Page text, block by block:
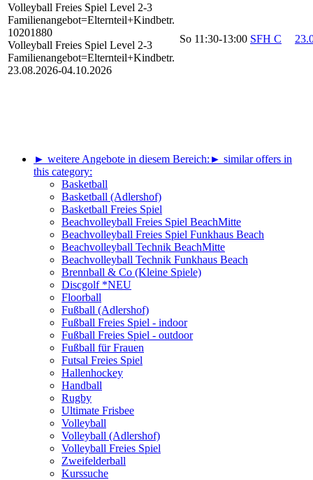
Volleyball Freies Spiel Level 2-3
Familienangebot=Elternteil+Kindbetr.
10201880
Volleyball Freies Spiel Level 2-3
Familienangebot=Elternteil+Kindbetr.
23.08.2026-04.10.2026
So 11:30-13:00 SFH C
► weitere Angebote in diesem Bereich: ► similar offers in
this category:
Basketball
Basketball (Adlershof)
Basketball Freies Spiel
Beachvolleyball Freies Spiel BeachMitte
Beachvolleyball Freies Spiel Funkhaus Beach
Beachvolleyball Technik BeachMitte
Beachvolleyball Technik Funkhaus Beach
Brennball & Co (Kleine Spiele)
Discgolf *NEU
Floorball
Fußball (Adlershof)
Fußball Freies Spiel - indoor
Fußball Freies Spiel - outdoor
Fußball für Frauen
Futsal Freies Spiel
Hallenhockey
Handball
Rugby
Ultimate Frisbee
Volleyball
Volleyball (Adlershof)
Volleyball Freies Spiel
Zweifelderball
Kurssuche